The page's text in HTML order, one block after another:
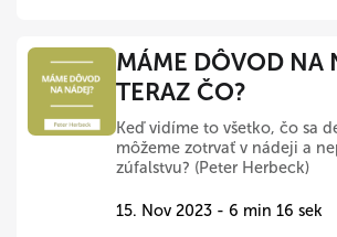
MÁME DÔVOD NA
TERAZ ČO?
Keď vidíme to všetko, čo sa
môžeme zotrvať v nádeji a
zúfalstvu? (Peter Herbeck)
15. Nov 2023 - 6 min 16 sek